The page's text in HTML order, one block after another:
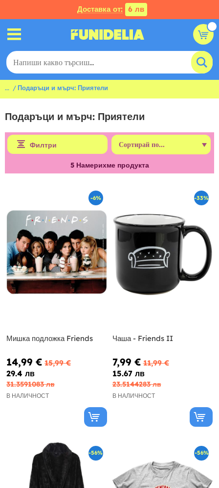
Доставка от: 6 лв
... Подаръци и мърч: Приятели
Подаръци и мърч: Приятели
Филтри
5Намерихме продукта
-6%
Мишка подложка Friends
14,99 € 15,99 €
29.4 лв
31.3591083 лв
В НАЛИЧНОСТ
-33%
Чаша - Friends II
7,99 € 11,99 €
15.67 лв
23.5144283 лв
В НАЛИЧНОСТ
-56% -56%